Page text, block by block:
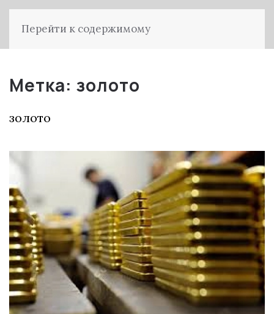
Перейти к содержимому
Метка: золото
золото